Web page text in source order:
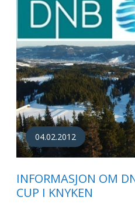
04.02.2012
INFORMASJON OM
CUP I KNYKEN